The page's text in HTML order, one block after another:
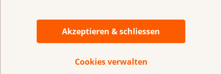
Akzeptieren & schliessen
Cookies verwalten
11:55 –
Textilien und UV-
Schutz
Marc Sidler,